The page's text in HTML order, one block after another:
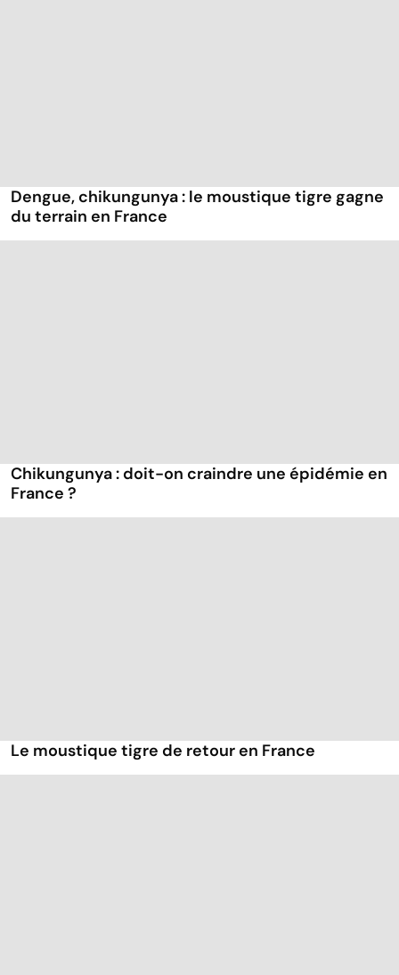
Dengue, chikungunya : le moustique tigre gagne
du terrain en France
Chikungunya : doit-on craindre une épidémie en
France ?
Le moustique tigre de retour en France